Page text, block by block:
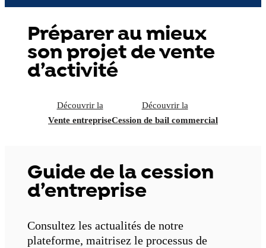
Préparer au mieux
son projet de vente
d’activité
Découvrir la
Vente entreprise
Découvrir la
Cession de bail commercial
Guide de la cession
d’entreprise
Consultez les actualités de notre
plateforme, maitrisez le processus de